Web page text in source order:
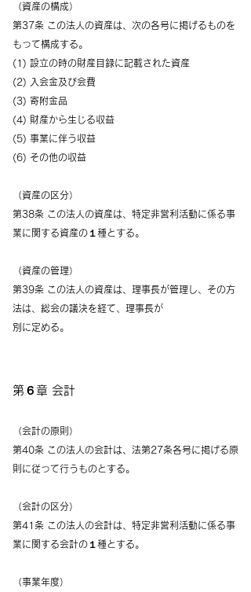
（資産の構成）
第37条 この法人の資産は、次の各号に掲げるものを
もって構成する。
(1) 設立の時の財産目録に記載された資産
(2) 入会金及び会費
(3) 寄附金品
(4) 財産から生じる収益
(5) 事業に伴う収益
(6) その他の収益
（資産の区分）
第38条 この法人の資産は、特定非営利活動に係る事
業に関する資産の１種とする。
（資産の管理）
第39条 この法人の資産は、理事長が管理し、その方
法は、総会の議決を経て、理事長が
別に定める。
第６章 会計
（会計の原則）
第40条 この法人の会計は、法第27条各号に掲げる原
則に従って行うものとする。
（会計の区分）
第41条 この法人の会計は、特定非営利活動に係る事
業に関する会計の１種とする。
（事業年度）